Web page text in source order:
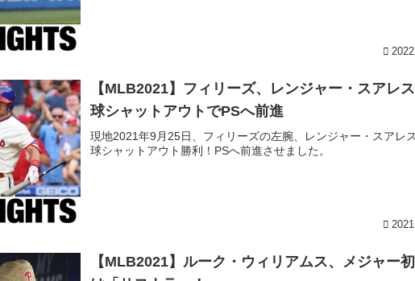
【MLB2021】フィリーズ、レンジャー・スアレ
球シャットアウトでPSへ前進
現地2021年9月25日、フィリーズの左腕、レンジャー・スアレ
球シャットアウト勝利！PSへ前進させました。
【MLB2021】ルーク・ウィリアムス、メジャー